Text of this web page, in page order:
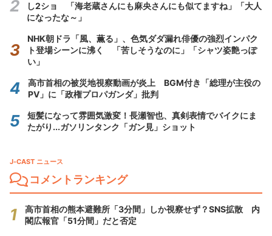
し2ショ 「海老蔵さんにも麻央さんにも似てますね」「大人
になったな～」
NHK朝ドラ「風、薫る」、色気ダダ漏れ俳優の強烈インパク
ト登場シーンに沸く 「苦しそうなのに」「シャツ姿艶っぽ
い」
高市首相の被災地視察動画が炎上 BGM付き「総理が主役の
PV」に「政権プロパガンダ」批判
短髪になって雰囲気激変！長瀬智也、真剣表情でバイクにま
たがり...ガソリンタンク「ガン見」ショット
J-CAST ニュース
コメントランキング
高市首相の熊本避難所「3分間」しか視察せず？SNS拡散 内
閣広報官「51分間」だと否定